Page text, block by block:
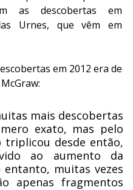
as descobertas em
Urnes, que vêm em
em 2012 era de
mais descobertas
exato, mas pelo
triplicou desde então,
ao aumento da
muitas vezes
apenas fragmentos